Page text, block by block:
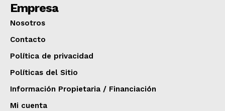
Empresa
Nosotros
Contacto
Política de privacidad
Políticas del Sitio
Información Propietaria / Financiación
Mi cuenta